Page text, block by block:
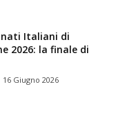
Italiani di
2026: la finale di
16 Giugno 2026